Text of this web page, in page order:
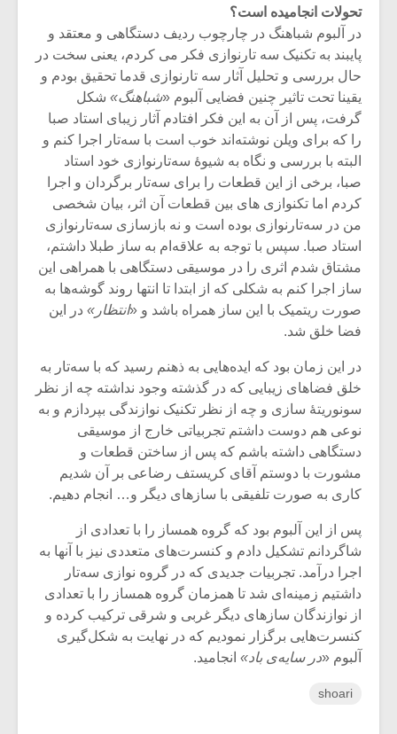
تحولات انجامیده است؟
در آلبوم شباهنگ در چارچوب ردیف دستگاهی و معتقد و
پایبند به تکنیک سه تارنوازی فکر می کردم، یعنی سخت در
حال بررسی و تحلیل آثار سه تارنوازی قدما تحقیق بودم و
یقینا تحت تاثیر چنین فضایی آلبوم «شباهنگ» شکل
گرفت، پس از آن به این فکر افتادم آثار زیبای استاد صبا
را که برای ویلن نوشته‌اند خوب است با سه‌تار اجرا کنم و
البته با بررسی و نگاه به شیوۀ سه‌تارنوازی خود استاد
صبا، برخی از این قطعات را برای سه‌تار برگردان و اجرا
کردم اما تکنوازی های بین قطعات آن اثر، بیان شخصی
من در سه‌تارنوازی بوده است و نه بازسازی سه‌تارنوازی
استاد صبا. سپس با توجه به علاقه‌ام به ساز طبلا داشتم،
مشتاق شدم اثری را در موسیقی دستگاهی با همراهی این
ساز اجرا کنم به شکلی که از ابتدا تا انتها روند گوشه‌ها به
صورت ریتمیک با این ساز همراه باشد و «انتظار » در این
فضا خلق شد.
در این زمان بود که ایده‌هایی به ذهنم رسید که با سه‌تار به
خلق فضاهای زیبایی که در گذشته وجود نداشته چه از نظر
سونوریتۀ سازی و چه از نظر تکنیک نوازندگی بپردازم و به
نوعی هم دوست داشتم تجربیاتی خارج از موسیقی
دستگاهی داشته باشم که پس از ساختن قطعات و
مشورت با دوستم آقای کریستف رضاعی بر آن شدیم
کاری به صورت تلفیقی با سازهای دیگر و… انجام دهیم.
پس از این آلبوم بود که گروه همساز را با تعدادی از
شاگردانم تشکیل دادم و کنسرت‌های متعددی نیز با آنها به
اجرا درآمد. تجربیات جدیدی که در گروه نوازی سه‌تار
داشتیم زمینه‌ای شد تا همزمان گروه همساز را با تعدادی
از نوازندگان سازهای دیگر غربی و شرقی ترکیب کرده و
کنسرت‌هایی برگزار نمودیم که در نهایت به شکل‌گیری
آلبوم «در سایه‌ی باد» انجامید.
shoari
میکلوش روژا
یادداشتی بر موسیقی
متن فیلم «متری
شیش و نیم»
اگر نمی توانی
مشهورترین باشی،
بدنام ترین باش
موریس ژار
موسیقی
سکانسی
موسیقی